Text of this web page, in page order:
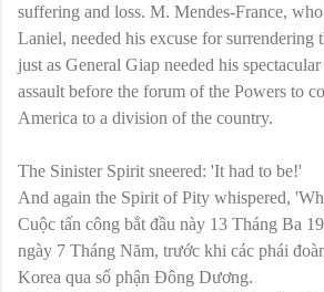
suffering and loss. M. Mendes-France,
Laniel, needed his excuse for surrendering
just as General Giap needed his
assault before the forum of the Powers to
America to a division of the country.
The Sinister Spirit sneered: 'It had to be!'
And again the Spirit of Pity whispered,
Cuộc tấn công bắt đầu này 13 Tháng Ba
ngày 7 Tháng Năm, trước khi các phái
Korea qua số phận Đông Dương.